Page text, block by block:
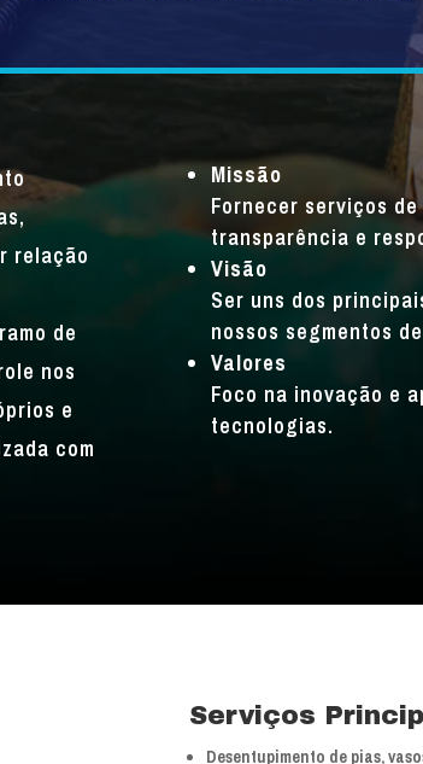
relação
de
nos
e
com
Missão
Fornecer serviços
transparência e
Visão
Ser uns dos
nossos segmentos
Valores
Foco na inovação e
tecnologias.
Serviços
Desentupimento de pias,